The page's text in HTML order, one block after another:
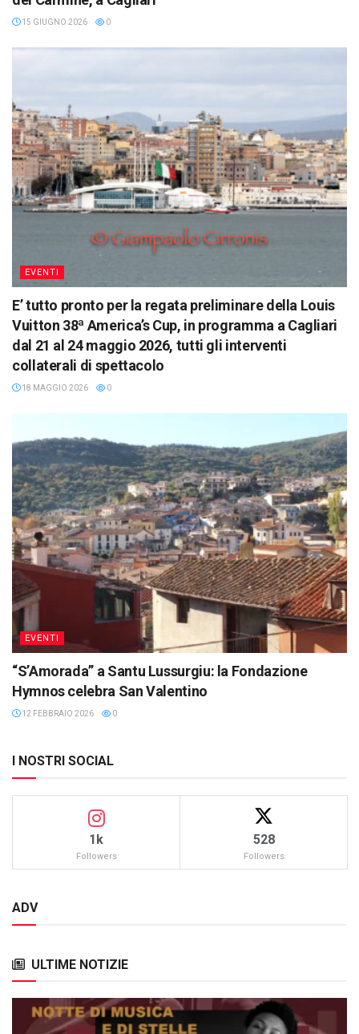
15 GIUGNO 2026 0
EVENTI
E’ tutto pronto per la regata preliminare della Louis
Vuitton 38ª America’s Cup, in programma a Cagliari
dal 21 al 24 maggio 2026, tutti gli interventi
collaterali di spettacolo
18 MAGGIO 2026 0
EVENTI
“S’Amorada” a Santu Lussurgiu: la Fondazione
Hymnos celebra San Valentino
12 FEBBRAIO 2026 0
I NOSTRI SOCIAL
1k
Followers
528
Followers
ADV
ULTIME NOTIZIE